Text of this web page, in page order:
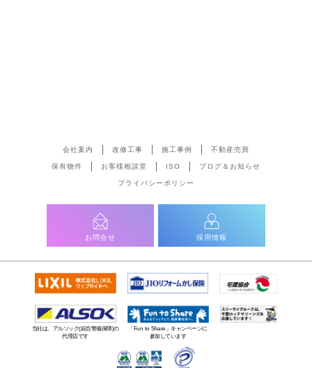
会社案内 改修工事 施工事例 不動産売買
保有物件 お客様相談室 ISO ブログ＆お知らせ
プライバシーポリシー
お問合せ 採用情報
当社は、アルソック(綜合警備保障)の
代理店です
「Fun to Share」キャンペーンに
参加しています